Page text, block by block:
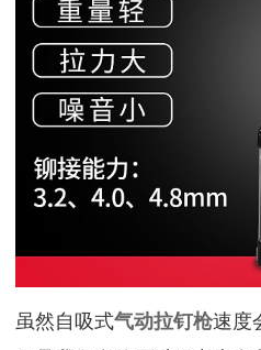
虽然自吸式气动拉钉枪速度